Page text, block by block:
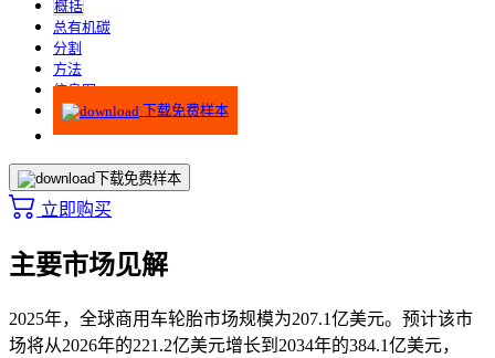
概括
总有机碳
分割
方法
信息图
下载免费样本
下载免费样本
立即购买
主要市场见解
2025年，全球商用车轮胎市场规模为207.1亿美元。预计该市
场将从2026年的221.2亿美元增长到2034年的384.1亿美元，